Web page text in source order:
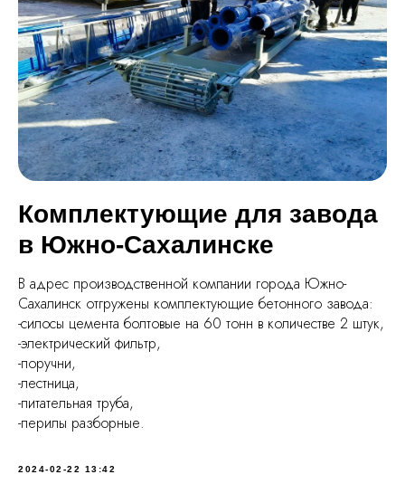
Комплектующие для завода
в Южно-Сахалинске
В адрес производственной компании города Южно-
Сахалинск отгружены комплектующие бетонного завода:
-силосы цемента болтовые на 60 тонн в количестве 2 штук,
-электрический фильтр,
-поручни,
-лестница,
-питательная труба,
-перилы разборные.
2024-02-22 13:42